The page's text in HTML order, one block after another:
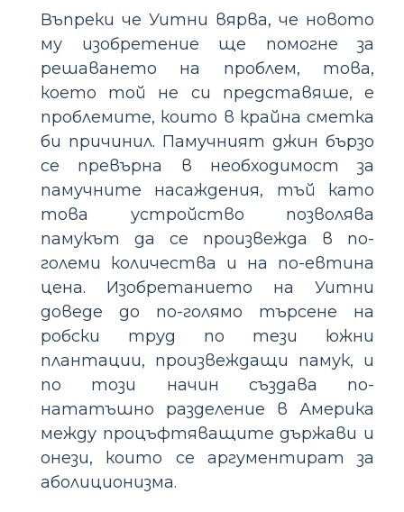
Въпреки че Уитни вярва, че новото
му изобретение ще помогне за
решаването на проблем, това,
което той не си представяше, е
проблемите, които в крайна сметка
би причинил. Памучният джин бързо
се превърна в необходимост за
памучните насаждения, тъй като
това устройство позволява
памукът да се произвежда в по-
големи количества и на по-евтина
цена. Изобретанието на Уитни
доведе до по-голямо търсене на
робски труд по тези южни
плантации, произвеждащи памук, и
по този начин създава по-
нататъшно разделение в Америка
между процъфтяващите държави и
онези, които се аргументират за
аболиционизма.